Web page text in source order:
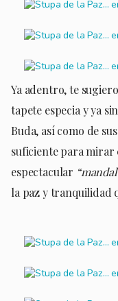
Ya adentro, te
tapete especia y ya
Buda, así como de
suficiente para
espectacular
la paz y tranquilidad